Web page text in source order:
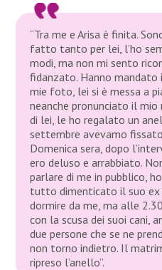
“Tra me e Arisa è finita.
fatto tanto per lei, l’ho
modi, ma non mi sento
fidanzato. Hanno
mie foto, lei si è messa a
neanche pronunciato il
di lei, le ho regalato un
settembre avevamo
Domenica sera, dopo
ero deluso e arrabbiato.
parlare di me in pubblico,
tutto dimenticato il suo ex
dormire da me, ma alle
con la scusa dei suoi cani,
due persone che se ne
non torno indietro. Il
ripreso l’anello”.